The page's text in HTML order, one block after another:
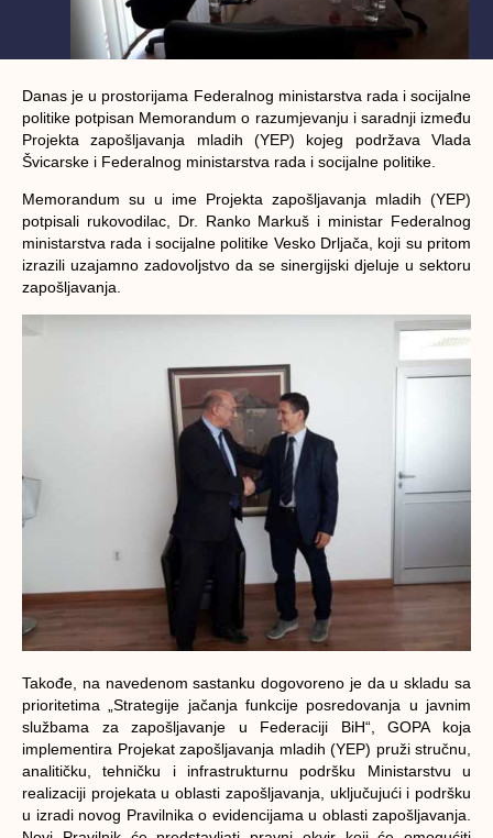
Danas je u prostorijama Federalnog ministarstva rada i socijalne
politike potpisan Memorandum o razumjevanju i saradnji između
Projekta zapošljavanja mladih (YEP) kojeg podržava Vlada
Švicarske i Federalnog ministarstva rada i socijalne politike.
Memorandum su u ime Projekta zapošljavanja mladih (YEP)
potpisali rukovodilac, Dr. Ranko Markuš i ministar Federalnog
ministarstva rada i socijalne politike Vesko Drljača, koji su pritom
izrazili uzajamno zadovoljstvo da se sinergijski djeluje u sektoru
zapošljavanja.
Takođe, na navedenom sastanku dogovoreno je da u skladu sa
prioritetima „Strategije jačanja funkcije posredovanja u javnim
službama za zapošljavanje u Federaciji BiH“, GOPA koja
implementira Projekat zapošljavanja mladih (YEP) pruži stručnu,
analitičku, tehničku i infrastrukturnu podršku Ministarstvu u
realizaciji projekata u oblasti zapošljavanja, uključujući i podršku
u izradi novog Pravilnika o evidencijama u oblasti zapošljavanja.